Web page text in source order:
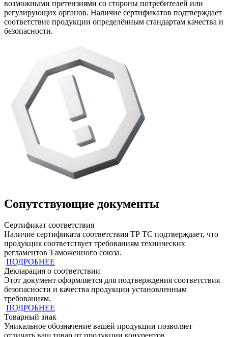
возможными претензиями со стороны потребителей или
регулирующих органов. Наличие сертификатов подтверждает
соответствие продукции определённым стандартам качества и
безопасности.
Сопутствующие документы
Сертификат соответствия
Наличие сертификата соответствия ТР ТС подтверждает, что
продукция cоответствует требованиям технических
регламентов Таможенного союза.
ПОДРОБНЕЕ
Декларация о соответствии
Этот документ оформляется для подтверждения соответствия
безопасности и качества продукции установленным
требованиям.
ПОДРОБНЕЕ
Товарный знак
Уникальное обозначение вашей продукции позволяет